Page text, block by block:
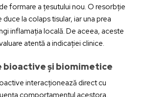
formare a țesutului nou. O resorbție
la colaps tisular, iar una prea
inflamația locală. De aceea, aceste
atentă a indicației clinice.
bioactive și biomimetice
interacționează direct cu
comportamentul acestora.